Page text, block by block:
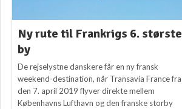
Ny rute til Frankrigs 6. største
by
De rejselystne danskere får en ny fransk
weekend-destination, når Transavia France fra
den 7. april 2019 flyver direkte mellem
Københavns Lufthavn og den franske storby